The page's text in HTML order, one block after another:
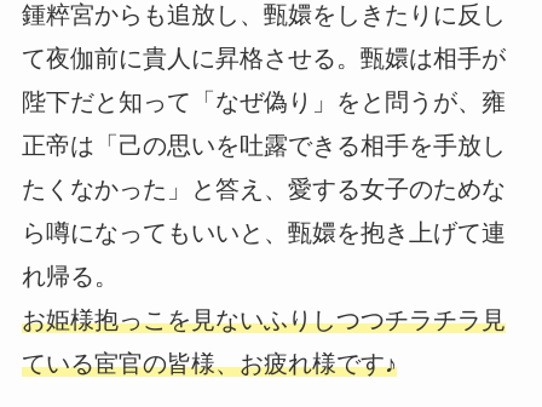
鍾粹宮からも追放し、甄嬛をしきたりに反し
て夜伽前に貴人に昇格させる。甄嬛は相手が
陛下だと知って「なぜ偽り」をと問うが、雍
正帝は「己の思いを吐露できる相手を手放し
たくなかった」と答え、愛する女子のためな
ら噂になってもいいと、甄嬛を抱き上げて連
れ帰る。
お姫様抱っこを見ないふりしつつチラチラ見
ている宦官の皆様、お疲れ様です♪